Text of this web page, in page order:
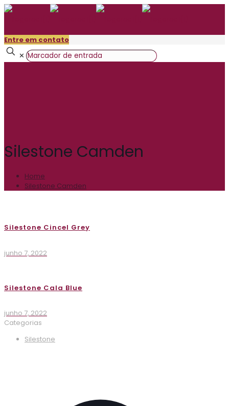
Entre em contato
✕
Silestone Camden
Home
Silestone Camden
Silestone Cincel Grey
junho 7, 2022
Silestone Cala Blue
junho 7, 2022
Categorias
Silestone